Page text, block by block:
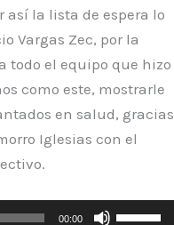
aumentar
disminuir
volumen.
la lista de espera lo
Vargas Zec, por la
todo el equipo que hizo
como este, mostrarle
en salud, gracias
Iglesias con el
00:00
Utiliza